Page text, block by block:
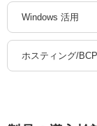
Windows 活用
ホスティング/